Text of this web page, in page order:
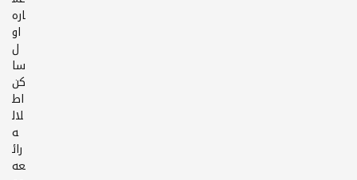
اره
او
ل
سا
كن
اط
لال
ه
رائ
عه